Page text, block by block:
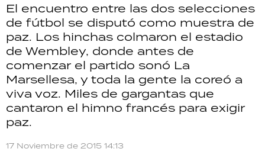
El encuentro entre las dos selecciones
de fútbol se disputó como muestra de
paz. Los hinchas colmaron el estadio
de Wembley, donde antes de
comenzar el partido sonó La
Marsellesa, y toda la gente la coreó a
viva voz. Miles de gargantas que
cantaron el himno francés para exigir
paz.
17 Noviembre de 2015 14:13
GRAN HERMANO
SALUD
DEPORTES
TECNOLOGÍA